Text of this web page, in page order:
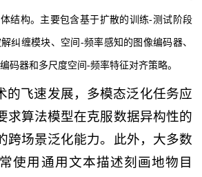
结构。主要包含基于扩散的训练-测试阶段
纠缠模块、空间-频率感知的图像编码器、
码器和多尺度空间-频率特征对齐策略。
的飞速发展，多模态泛化任务应
求算法模型在克服数据异构性的
跨场景泛化能力。此外，大多数
使用通用文本描述刻画地物目